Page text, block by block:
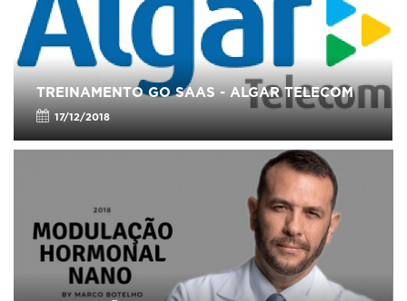
TREINAMENTO GO SAAS - ALGAR TELECOM
17/12/2018